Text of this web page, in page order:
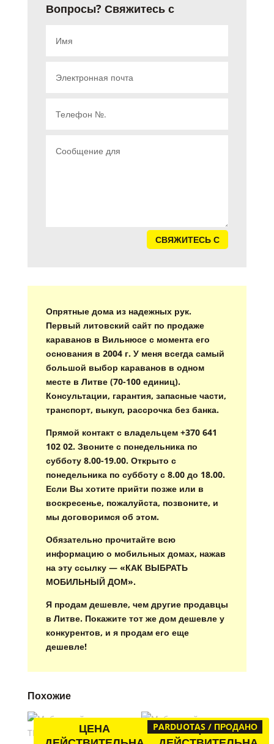
Вопросы? Свяжитесь с
СВЯЖИТЕСЬ С
Опрятные дома из надежных рук.
Первый литовский сайт по продаже
караванов в Вильнюсе с момента его
основания в 2004 г. У меня всегда самый
большой выбор караванов в одном
месте в Литве (70-100 единиц).
Консультации, гарантия, запасные части,
транспорт, выкуп, рассрочка без банка.
Прямой контакт с владельцем +370 641
102 02. Звоните с понедельника по
субботу 8.00-19.00. Открыто с
понедельника по субботу с 8.00 до 18.00.
Если Вы хотите прийти позже или в
воскресенье, пожалуйста, позвоните, и
мы договоримся об этом.
Обязательно прочитайте всю
информацию о мобильных домах, нажав
на эту ссылку — «КАК ВЫБРАТЬ
МОБИЛЬНЫЙ ДОМ».
Я продам дешевле, чем другие продавцы
в Литве. Покажите тот же дом дешевле у
конкурентов, и я продам его еще
дешевле!
Похожие
ЦЕНА
ЦЕНА
PARDUOTAS / ПРОДАНО